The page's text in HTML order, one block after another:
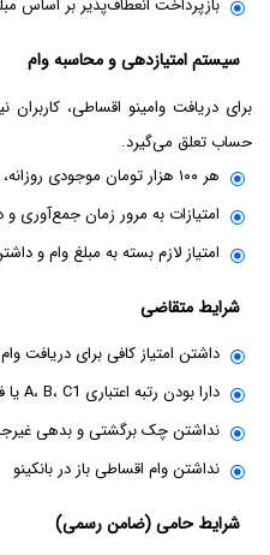
بازپرداخت انعطاف‌پذیر بر اساس
سیستم امتیازدهی و محاسبه وام
برای دریافت وامینو اقساطی، کاربران
حساب تعلق می‌گیرد.
هر ۱۰۰ هزار تومان موجودی روزانه، معادل ۱ امتیاز است
امتیازات به مرور زمان جمع‌آوری
امتیاز لازم بسته به مبلغ وام و
شرایط متقاضی
داشتن امتیاز کافی برای دریافت وام
دارا بودن رتبه اعتباری A، B، C1 یا فاقد رتبه (با توجه به مبلغ وام)
نداشتن چک برگشتی و بدهی
نداشتن وام اقساطی باز در بانکینو
شرایط حامی (ضامن رسمی)